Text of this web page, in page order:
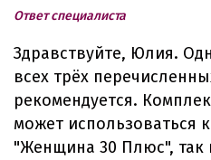
Ответ специалиста
Здравствуйте, Юлия.
всех трёх
рекомендуется.
может использоваться
"Женщина 30 Плюс", так